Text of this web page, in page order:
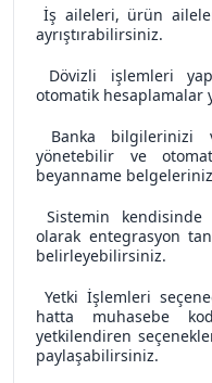
İş aileleri, ürün
ayrıştırabilirsiniz.
Dövizli işlemleri
otomatik hesaplamalar
Banka bilgilerinizi
yönetebilir ve
beyanname
Sistemin
olarak entegrasyon
belirleyebilirsiniz.
Yetki İşlemleri
hatta muhasebe
yetkilendiren
paylaşabilirsiniz.